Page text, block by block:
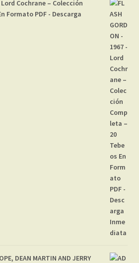
Lord Cochrane – Colección
Formato PDF - Descarga
DEAN MARTIN AND JERRY